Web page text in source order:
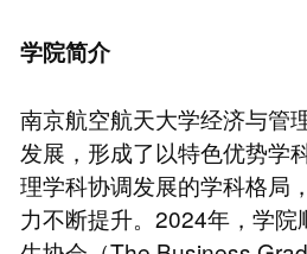
学院简介
南京航空航天大学经济与管
发展，形成了以特色优势学
理学科协调发展的学科格局
力不断提升。2024年，学院